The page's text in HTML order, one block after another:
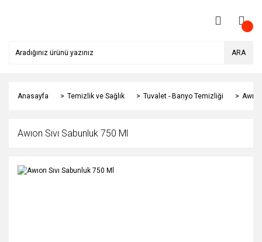
ARA
Anasayfa Temizlik ve Sağlık Tuvalet - Banyo Temizliği
Awıon Sıvı Sabunluk 750 Ml